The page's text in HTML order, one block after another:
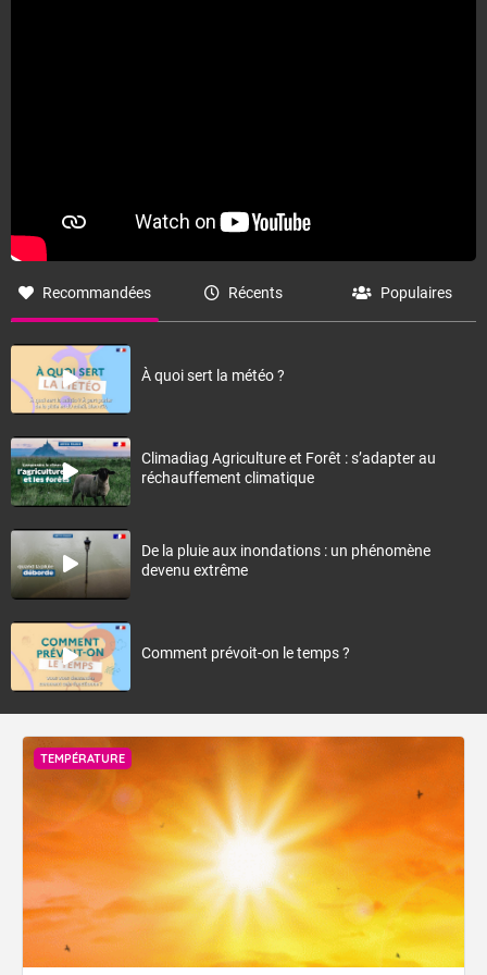
Recommandées Récents Populaires
À quoi sert la météo ?
Climadiag Agriculture et Forêt : s’adapter au
réchauffement climatique
De la pluie aux inondations : un phénomène
devenu extrême
Comment prévoit-on le temps ?
TEMPÉRATURE